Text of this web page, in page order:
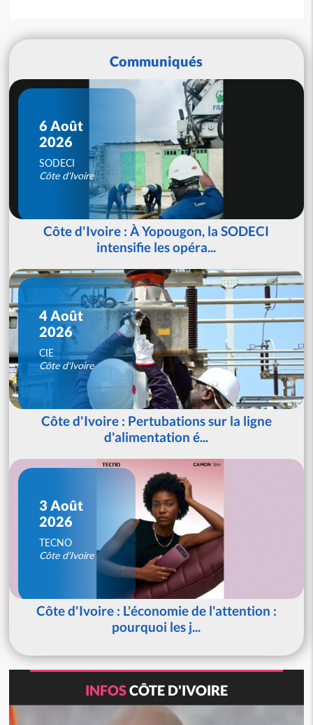
Communiqués
6 Août
2026
SODECI
Côte d'Ivoire
Côte d'Ivoire : À Yopougon, la SODECI
intensifie les opéra...
4 Août
2026
CIE
Côte d'Ivoire
Côte d'Ivoire : Pertubations sur la ligne
d'alimentation é...
3 Août
2026
TECNO
Côte d'Ivoire
Côte d'Ivoire : L'économie de l'attention :
pourquoi les j...
INFOSCÔTE D'IVOIRE